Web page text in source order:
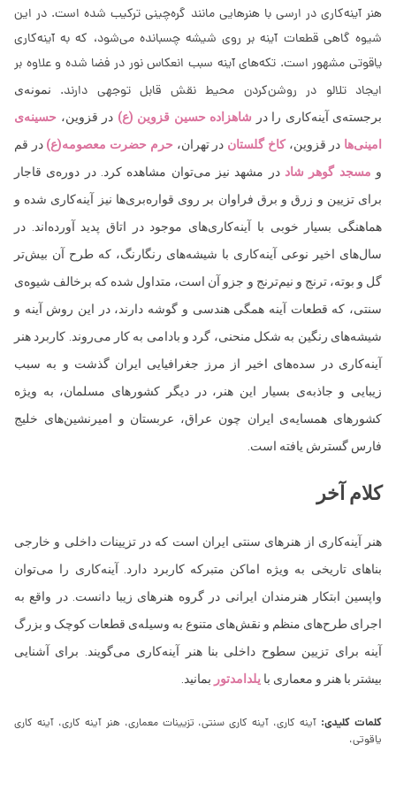
هنر آینه‌کاری در ارسی‌ با هنرهایی مانند گره‌چینی تركیب شده است. در این
شیوه گاهی قطعات آینه بر روی شیشه چسبانده می‌شود، كه به آینه‌كاری
یاقوتی مشهور است. تكه‌های آینه سبب انعكاس نور در فضا شده و علاوه بر
ایجاد تلالو در روشن‌كردن محیط نقش قابل توجهی دارند.
نمونه‌ی
برجسته‌ی آینه‌کاری را در شاهزاده حسین قزوین (ع) در قزوین، حسینه‌ی
امینی‌ها در قزوین،کاخ گلستان در تهران، حرم حضرت معصومه(ع) در قم
و مسجد گوهر شاد در مشهد نیز می‌توان مشاهده كرد. در دوره‌ی قاجار
برای تزیین و زرق و برق فراوان بر روی قواره‌بری‌ها نیز آینه‌كاری شده و
هماهنگی بسیار خوبی با آینه‌كاری‌های موجود در اتاق پدید آورده‌اند. در
سال‌های اخير نوعى‌ آينه‌كاری با شيشه‌های رنگارنگ، كه طرح آن بيش‌تر
گل و بوته، ترنج و نيم‌ترنج و جزو آن است، متداول شده كه برخالف شيوه‌ی
سنتى، كه قطعات آينه همگى‌ هندسى‌ و گوشه دارند، در این روش آينه و
شيشه‌های رنگين به شكل منحنى، گرد و بادامى‌ به كار مى‌روند. كاربرد هنر
آينه‌كاری در سده‌های اخير از مرز جغرافيايى‌ ايران گذشت و به سبب
زيبايى‌ و جاذبه‌ی بسيار این هنر، در ديگر كشورهای مسلمان، به ويژه
كشورهای همسايه‌ی ايران چون عراق، عربستان و اميرنشين‌های خليج
فارس گسترش يافته است.
کلام آخر
هنر آینه‌کاری از هنرهای سنتی ایران است که در تزیينات داخلی و خارجی
بناهای تاریخی به ویژه اماکن متبرکه کاربرد دارد. آینه‌کاری را می‌توان
واپسين ابتکار هنرمندان ایرانی در گروه هنرهای زیبا دانست. در واقع به
اجرای طرح‌های منظم و نقش‌های متنوع به وسيله‌ی قطعات کوچک و بزرگ
آینه برای تزیین سطوح داخلی بنا هنر آینه‌کاری می‌گویند. برای آشنایی
بیشتر با هنر و معماری با یلدامدتور بمانید.
کلمات کلیدی: آینه کاری، آینه کاری سنتی، تزیینات معماری، هنر آینه کاری، آینه كاری
یاقوتی،